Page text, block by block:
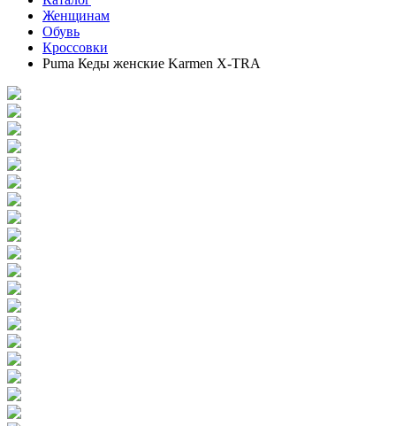
Женщинам
Обувь
Кроссовки
Puma Кеды женские Karmen X-TRA